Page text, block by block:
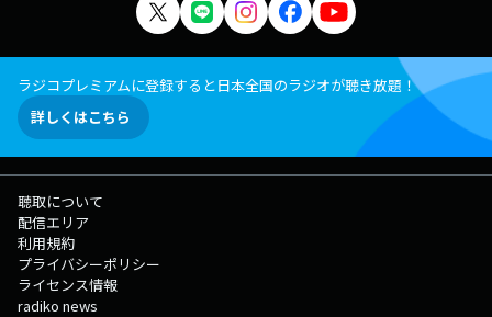
ラジコプレミアムに登録すると日本全国のラジオが聴き放題！
詳しくはこちら
聴取について
配信エリア
利用規約
プライバシーポリシー
ライセンス情報
radiko news